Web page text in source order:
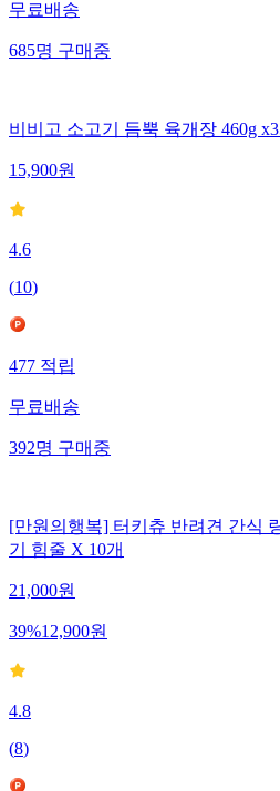
무료배송
685명구매중
비비고 소고기 듬뿍 육개장 460g
15,900원
4.6
(10)
477적립
무료배송
392명구매중
[만원의행복] 터키츄 반려견 간식
기 힘줄 X 10개
21,000원
39%12,900원
4.8
(8)